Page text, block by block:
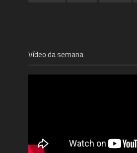
Vídeo da semana